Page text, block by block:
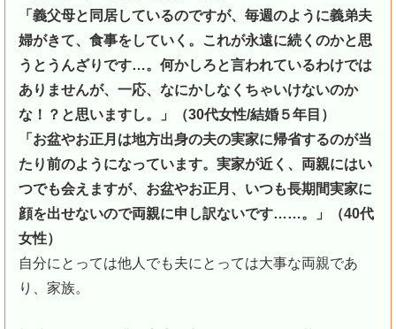
「義父母と同居しているのですが、毎週のように義弟夫
婦がきて、食事をしていく。これが永遠に続くのかと思
うとうんざりです…。何かしろと言われているわけでは
ありませんが、一応、なにかしなくちゃいけないのか
な！？と思いますし。」（30代女性/結婚５年目）
「お盆やお正月は地方出身の夫の実家に帰省するのが当
たり前のようになっています。実家が近く、両親にはい
つでも会えますが、お盆やお正月、いつも長期間実家に
顔を出せないので両親に申し訳ないです……。」（40代
女性）
自分にとっては他人でも夫にとっては大事な両親であ
り、家族。